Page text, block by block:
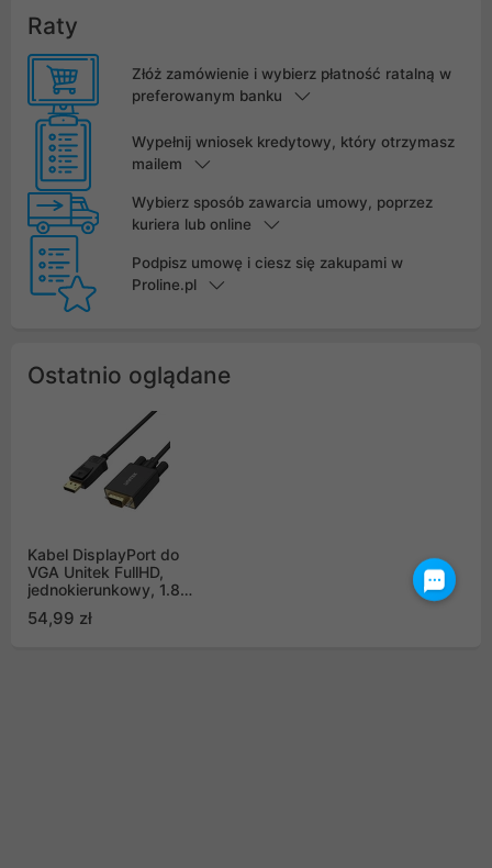
Raty
Złóż zamówienie i wybierz płatność ratalną w
preferowanym banku
Wypełnij wniosek kredytowy, który otrzymasz
mailem
Wybierz sposób zawarcia umowy, poprzez
kuriera lub online
Podpisz umowę i ciesz się zakupami w
Proline.pl
Ostatnio oglądane
Kabel DisplayPort do
VGA Unitek FullHD,
jednokierunkowy, 1.8m
54,99 zł